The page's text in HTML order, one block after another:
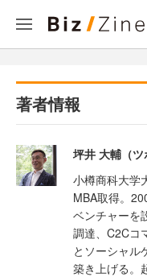
著者情報
坪井 大輔（ツ
小樽商科大学
MBA取得。
ベンチャーを
調達、C2Cコ
とソーシャル
築き上げる。